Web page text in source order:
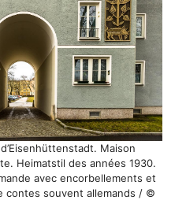
Maison
Heimatstil des années 1930.
avec encorbellements et
contes souvent allemands / ©